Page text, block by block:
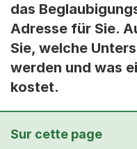
das
Adresse für Sie.
Sie, welche
werden und was
kostet.
Sur cette page